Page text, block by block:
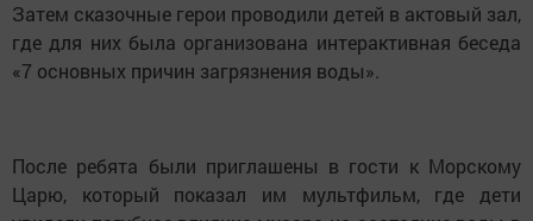
Затем сказочные герои проводили детей в актовый зал,
где для них была организована интерактивная беседа
«7 основных причин загрязнения воды».
После ребята были приглашены в гости к Морскому
Царю, который показал им мультфильм, где дети